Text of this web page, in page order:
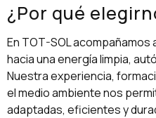
¿Por qué
En TOT-SOL
hacia una energía limpia,
Nuestra experiencia,
el medio ambiente nos
adaptadas, eficientes y